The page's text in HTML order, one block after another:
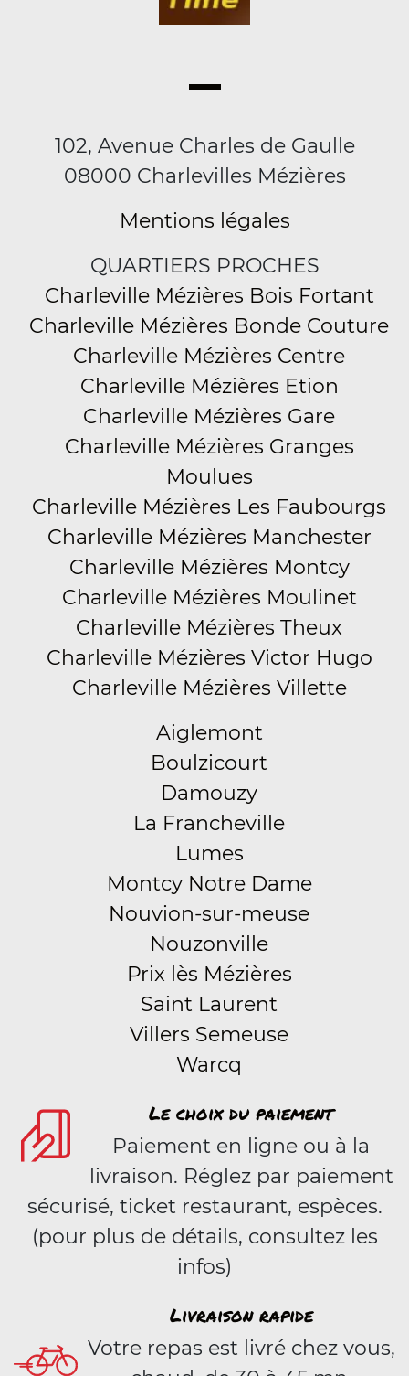
102, Avenue Charles de Gaulle
08000 Charlevilles Mézières
Mentions légales
QUARTIERS PROCHES
Charleville Mézières Bois Fortant
Charleville Mézières Bonde Couture
Charleville Mézières Centre
Charleville Mézières Etion
Charleville Mézières Gare
Charleville Mézières Granges
Moulues
Charleville Mézières Les Faubourgs
Charleville Mézières Manchester
Charleville Mézières Montcy
Charleville Mézières Moulinet
Charleville Mézières Theux
Charleville Mézières Victor Hugo
Charleville Mézières Villette
Aiglemont
Boulzicourt
Damouzy
La Francheville
Lumes
Montcy Notre Dame
Nouvion-sur-meuse
Nouzonville
Prix lès Mézières
Saint Laurent
Villers Semeuse
Warcq
Le choix du paiement
Paiement en ligne ou à la
livraison. Réglez par paiement
sécurisé, ticket restaurant, espèces.
(pour plus de détails, consultez les
infos)
Livraison rapide
Votre repas est livré chez vous,